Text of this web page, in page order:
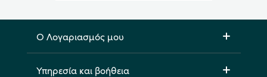
Ο Λογαριασμός μου
Υπηρεσία και βοήθεια